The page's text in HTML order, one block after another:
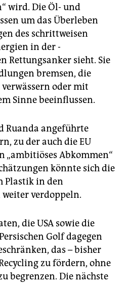
wird. Die Öl- und
um das Überleben
des schrittweisen
in der
Rettungsanker sieht. Sie
bremsen, die
verwässern oder mit
Sinne beeinflussen.
Ruanda angeführte
zu der auch die EU
„ambitiöses Abkommen“
könnte sich die
Plastik in den
verdoppeln.
die USA sowie die
Golf dagegen
das – bisher
zu fördern, ohne
begrenzen. Die nächste